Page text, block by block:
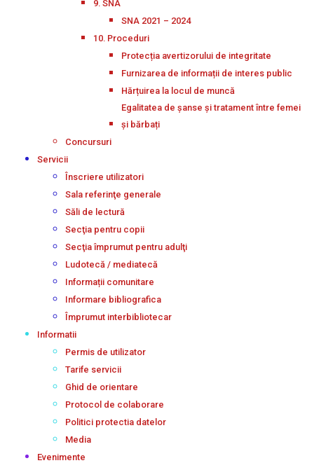
9. SNA
SNA 2021 – 2024
10. Proceduri
Protecția avertizorului de integritate
Furnizarea de informații de interes public
Hărțuirea la locul de muncă
Egalitatea de șanse și tratament între femei
și bărbați
Concursuri
Servicii
Înscriere utilizatori
Sala referinţe generale
Săli de lectură
Secţia pentru copii
Secţia împrumut pentru adulţi
Ludotecă / mediatecă
Informații comunitare
Informare bibliografica
Împrumut interbibliotecar
Informatii
Permis de utilizator
Tarife servicii
Ghid de orientare
Protocol de colaborare
Politici protectia datelor
Media
Evenimente